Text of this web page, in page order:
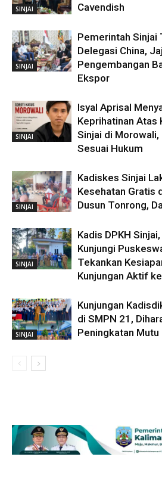
SINJAI
Cavendish
SINJAI
Pemerintah Sinjai
Delegasi China,
Pengembangan
Ekspor
SINJAI
Isyal Aprisal
Keprihatinan Atas
Sinjai di Morowali,
Sesuai Hukum
SINJAI
Kadiskes Sinjai
Kesehatan Gratis
Dusun Tonrong,
SINJAI
Kadis DPKH
Kunjungi
Tekankan
Kunjungan Aktif
SINJAI
Kunjungan
di SMPN 21,
Peningkatan